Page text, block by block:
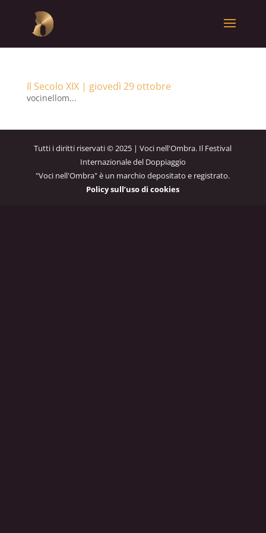
Il Secolo XIX | giovedì 29 ottobre
vocinellom...
Tutti i diritti riservati © 2025 | Voci nell'Ombra. Il Festival
Internazionale del Doppiaggio
"Voci nell'Ombra" è un marchio depositato e registrato.
Policy sull’uso di cookies